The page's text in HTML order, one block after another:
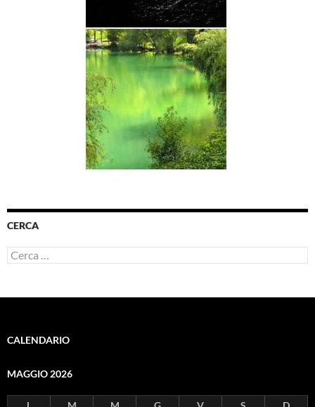
CERCA
Ricerca
per:
CALENDARIO
MAGGIO 2026